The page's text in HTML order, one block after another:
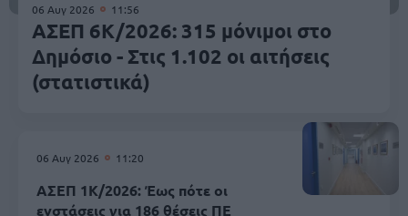
06 Αυγ 2026 11:56
ΑΣΕΠ 6Κ/2026: 315 μόνιμοι στο
Δημόσιο - Στις 1.102 οι αιτήσεις
(στατιστικά)
06 Αυγ 2026 11:20
ΑΣΕΠ 1Κ/2026: Έως πότε οι
ενστάσεις για 186 θέσεις ΠΕ